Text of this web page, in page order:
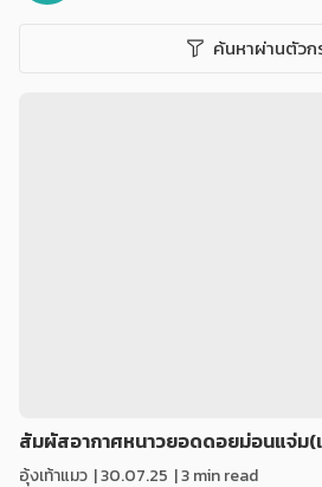
ค้นหาผ่านตัวก
สัมผัสอากาศหนาวยอดดอยม่อนแจ่ม(
อุ้งเท้าแมว |30.07.25 | 3 min read